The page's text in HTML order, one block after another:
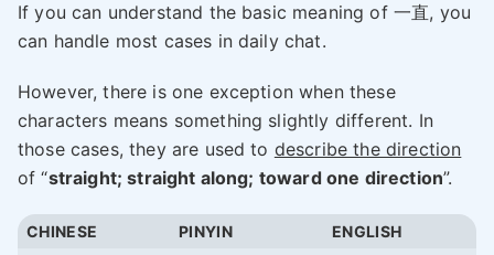
If you can understand the basic meaning of 一直, you
can handle most cases in daily chat.
However, there is one exception when these
characters means something slightly different. In
those cases, they are used to describe the direction
of “straight; straight along; toward one direction”.
CHINESE PINYIN ENGLISH